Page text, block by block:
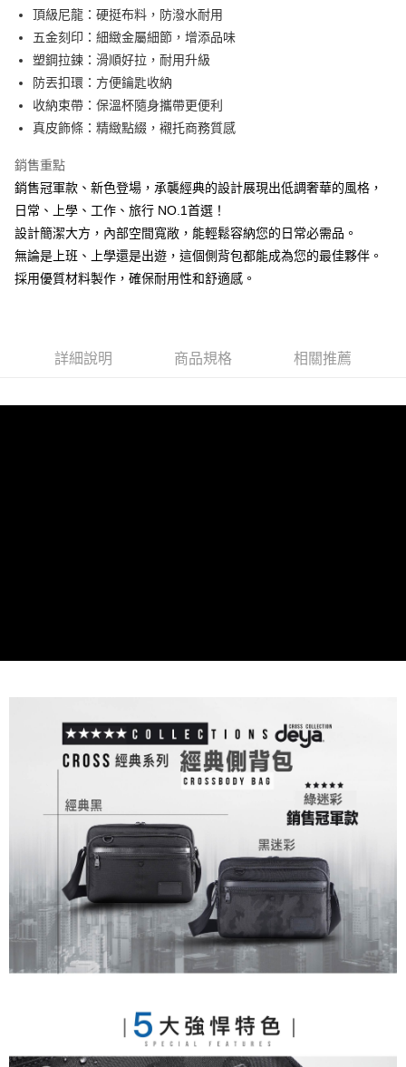
※ 請注意：結帳手續完成當下不需立刻繳費，但若您需要取消訂單，請聯絡
購買商品的店家。未經商家同意取消之訂單仍視為有效，需透過AFTEE先享
後付繳納相關費用。
※ 交易是否成功請以「AFTEE先享後付 」之結帳頁面顯示為準，若有關於
是否繳費成功／繳費後需取消欲退款等相關疑問，請聯繫「AFTEE先享後付
客戶支援中心」https://netprotections.freshdesk.com/support/home
【注意事項】
易，需依本服務之必要範圍內提供個人資料，並將交易相關給付款項請求債
權轉讓予恩沛科技股份有限公司。
https://aftee.tw/terms/#terms3
３．未成年的使用者請事先徵得法定代理人或監護人之同意方可使用
「AFTEE先享後付」，若未經同意申辦者引起之損失，本公司不負相關責
任。
４．使用「AFTEE先享後付」時，將依據個別帳號之用戶狀況，依本公司即
【宅配】
每筆NT$90，滿NT$490(含以上)免運費
頂級尼龍：硬挺布料，防潑水耐用
五金刻印：細緻金屬細節，增添品味
塑鋼拉鍊：滑順好拉，耐用升級
防丟扣環：方便鑰匙收納
收納束帶：保溫杯隨身攜帶更便利
真皮飾條：精緻點綴，襯托商務質感
銷售重點
銷售冠軍款、新色登場，承襲經典的設計展現出低調奢華的風格，
日常、上學、工作、旅行 NO.1首選！
設計簡潔大方，內部空間寬敞，能輕鬆容納您的日常必需品。
無論是上班、上學還是出遊，這個側背包都能成為您的最佳夥伴。
採用優質材料製作，確保耐用性和舒適感。
詳細說明 商品規格 相關推薦